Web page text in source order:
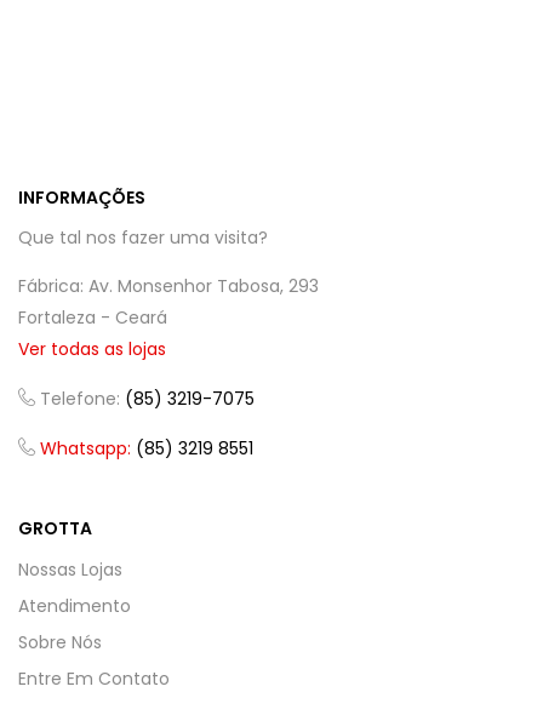
INFORMAÇÕES
Que tal nos fazer uma visita?
Fábrica: Av. Monsenhor Tabosa, 293
Fortaleza - Ceará
Ver todas as lojas
Telefone: (85) 3219-7075
Whatsapp: (85) 3219 8551
GROTTA
Nossas Lojas
Atendimento
Sobre Nós
Entre Em Contato